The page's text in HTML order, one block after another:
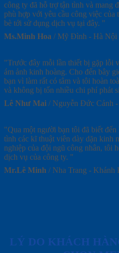
công ty đã hỗ trợ tận tình và mang
phù hợp với yêu cầu công việc của
bè tới sử dụng dịch vụ tại đây. "
Ms.Minh Hoa / Mỹ Đình - Hà Nội
"Trước đây mỗi lần thiết bị gặp lỗi
ám ảnh kinh hoàng. Cho đến bây
bạn vì làm rất có tâm và tôi hoàn
và không bị tốn nhiều chi phí phát
Lê Như Mai / Nguyễn Đức Cảnh
"Qua một người bạn tôi đã biết
tình các kĩ thuật viên dày dặn kinh
nghiệp của đội ngũ công nhân, tôi
dịch vụ của công ty. "
Mr.Lê Minh / Nha Trang - Khánh
LÝ DO KHÁCH